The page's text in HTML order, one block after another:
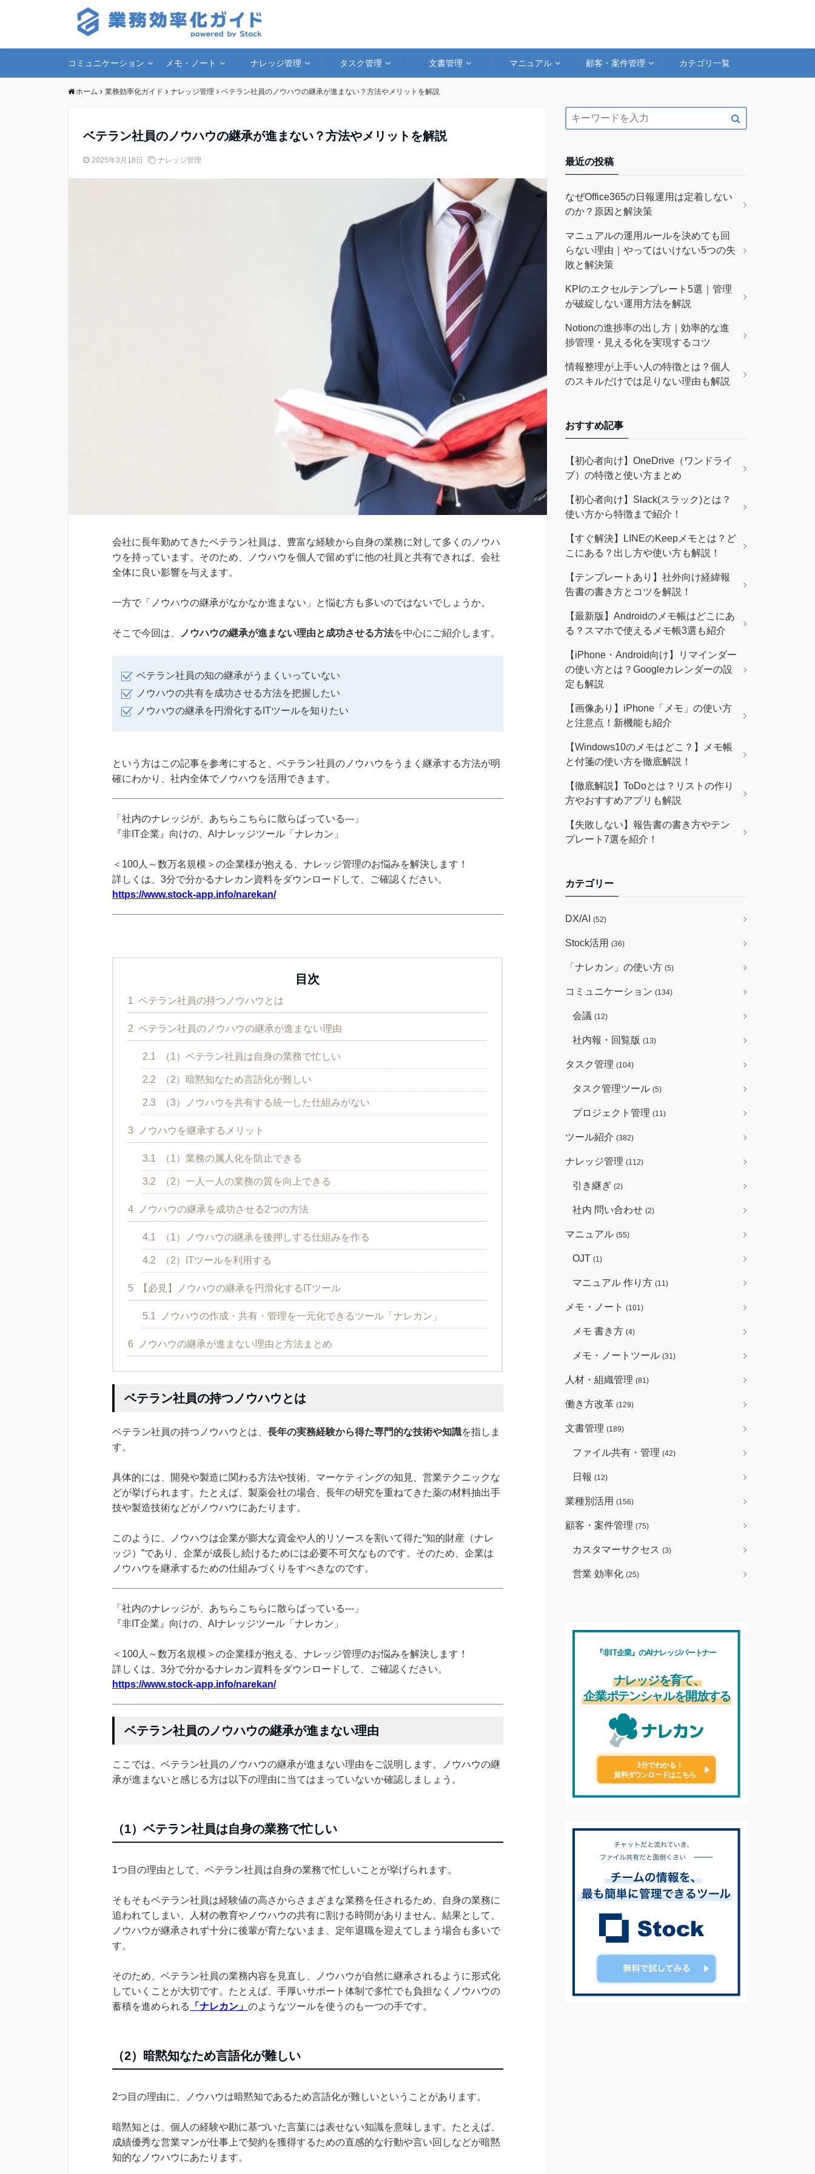
コミュニケーション メモ・ノート ナレッジ管理 タスク管理 文書管理 マニュアル 顧客・案件管理 カテゴリ一覧
ホーム 業務効率化ガイド ナレッジ管理 ベテラン社員のノウハウの継承が進まない？方法やメリットを解説
ベテラン社員のノウハウの継承が進まない？方法やメリットを解説
2025年3月18日 ナレッジ管理
会社に長年勤めてきたベテラン社員は、豊富な経験から自身の業務に対して多くのノウハ
ウを持っています。そのため、ノウハウを個人で留めずに他の社員と共有できれば、会社
全体に良い影響を与えます。
一方で「ノウハウの継承がなかなか進まない」と悩む方も多いのではないでしょうか。
そこで今回は、 ノウハウの継承が進まない理由と成功させる方法を中心にご紹介します。
ベテラン社員の知の継承がうまくいっていない
ノウハウの共有を成功させる方法を把握したい
ノウハウの継承を円滑化するITツールを知りたい
という方はこの記事を参考にすると、ベテラン社員のノウハウをうまく継承する方法が明
確にわかり、社内全体でノウハウを活用できます。
「社内のナレッジが、あちらこちらに散らばっている---」
『非IT企業』向けの、AIナレッジツール「ナレカン」
＜100人～数万名規模＞の企業様が抱える、ナレッジ管理のお悩みを解決します！
詳しくは、3分で分かるナレカン資料をダウンロードして、ご確認ください。
https://www.stock-app.info/narekan/
目次
1 ベテラン社員の持つノウハウとは
2 ベテラン社員のノウハウの継承が進まない理由
2.1 （1）ベテラン社員は自身の業務で忙しい
2.2 （2）暗黙知なため言語化が難しい
2.3 （3）ノウハウを共有する統一した仕組みがない
3 ノウハウを継承するメリット
3.1 （1）業務の属人化を防止できる
3.2 （2）一人一人の業務の質を向上できる
4 ノウハウの継承を成功させる2つの方法
4.1 （1）ノウハウの継承を後押しする仕組みを作る
4.2 （2）ITツールを利用する
5 【必見】ノウハウの継承を円滑化するITツール
5.1 ノウハウの作成・共有・管理を一元化できるツール「ナレカン」
6 ノウハウの継承が進まない理由と方法まとめ
ベテラン社員の持つノウハウとは
ベテラン社員の持つノウハウとは、 長年の実務経験から得た専門的な技術や知識を指しま
す。
具体的には、開発や製造に関わる方法や技術、マーケティングの知見、営業テクニックな
どが挙げられます。たとえば、製薬会社の場合、長年の研究を重ねてきた薬の材料抽出手
技や製造技術などがノウハウにあたります。
このように、ノウハウは企業が膨大な資金や人的リソースを割いて得た“知的財産（ナレ
ッジ）”であり、企業が成長し続けるためには必要不可欠なものです。そのため、企業は
ノウハウを継承するための仕組みづくりをすべきなのです。
「社内のナレッジが、あちらこちらに散らばっている---」
『非IT企業』向けの、AIナレッジツール「ナレカン」
＜100人～数万名規模＞の企業様が抱える、ナレッジ管理のお悩みを解決します！
詳しくは、3分で分かるナレカン資料をダウンロードして、ご確認ください。
https://www.stock-app.info/narekan/
ベテラン社員のノウハウの継承が進まない理由
ここでは、ベテラン社員のノウハウの継承が進まない理由をご説明します。ノウハウの継
承が進まないと感じる方は以下の理由に当てはまっていないか確認しましょう。
（1）ベテラン社員は自身の業務で忙しい
1つ目の理由として、ベテラン社員は自身の業務で忙しいことが挙げられます。
そもそもベテラン社員は経験値の高さからさまざまな業務を任されるため、自身の業務に
追われてしまい、人材の教育やノウハウの共有に割ける時間がありません。結果として、
ノウハウが継承されず十分に後輩が育たないまま、定年退職を迎えてしまう場合も多いで
す。
そのため、ベテラン社員の業務内容を見直し、ノウハウが自然に継承されるように形式化
していくことが大切です。たとえば、手厚いサポート体制で多忙でも負担なくノウハウの
蓄積を進められる
「ナレカン」 のようなツールを使うのも一つの手です。
（2）暗黙知なため言語化が難しい
2つ目の理由に、ノウハウは暗黙知であるため言語化が難しいということがあります。
暗黙知とは、個人の経験や勘に基づいた言葉には表せない知識を意味します。たとえば、
成績優秀な営業マンが仕事上で契約を獲得するための直感的な行動や言い回しなどが暗黙
知的なノウハウにあたります。
最近の投稿
なぜOffice365の日報運用は定着しない
のか？原因と解決策
マニュアルの運用ルールを決めても回
らない理由｜やってはいけない5つの失
敗と解決策
KPIのエクセルテンプレート5選｜管理
が破綻しない運用方法を解説
Notionの進捗率の出し方｜効率的な進
捗管理・見える化を実現するコツ
情報整理が上手い人の特徴とは？個人
のスキルだけでは足りない理由も解説
おすすめ記事
【初心者向け】OneDrive（ワンドライ
ブ）の特徴と使い方まとめ
【初心者向け】Slack(スラック)とは？
使い方から特徴まで紹介！
【すぐ解決】LINEのKeepメモとは？ど
こにある？出し方や使い方も解説！
【テンプレートあり】社外向け経緯報
告書の書き方とコツを解説！
【最新版】Androidのメモ帳はどこにあ
る？スマホで使えるメモ帳3選も紹介
【iPhone・Android向け】リマインダー
の使い方とは？Googleカレンダーの設
定も解説
【画像あり】iPhone「メモ」の使い方
と注意点！新機能も紹介
【Windows10のメモはどこ？】メモ帳
と付箋の使い方を徹底解説！
【徹底解説】ToDoとは？リストの作り
方やおすすめアプリも解説
【失敗しない】報告書の書き方やテン
プレート7選を紹介！
カテゴリー
DX/AI (52)
Stock活用 (36)
「ナレカン」の使い方 (5)
コミュニケーション (134)
会議 (12)
社内報・回覧版 (13)
タスク管理 (104)
タスク管理ツール (5)
プロジェクト管理 (11)
ツール紹介 (382)
ナレッジ管理 (112)
引き継ぎ (2)
社内 問い合わせ (2)
マニュアル (55)
OJT (1)
マニュアル 作り方 (11)
メモ・ノート (101)
メモ 書き方 (4)
メモ・ノートツール (31)
人材・組織管理 (81)
働き方改革 (129)
文書管理 (189)
ファイル共有・管理 (42)
日報 (12)
業種別活用 (156)
顧客・案件管理 (75)
カスタマーサクセス (3)
営業 効率化 (25)